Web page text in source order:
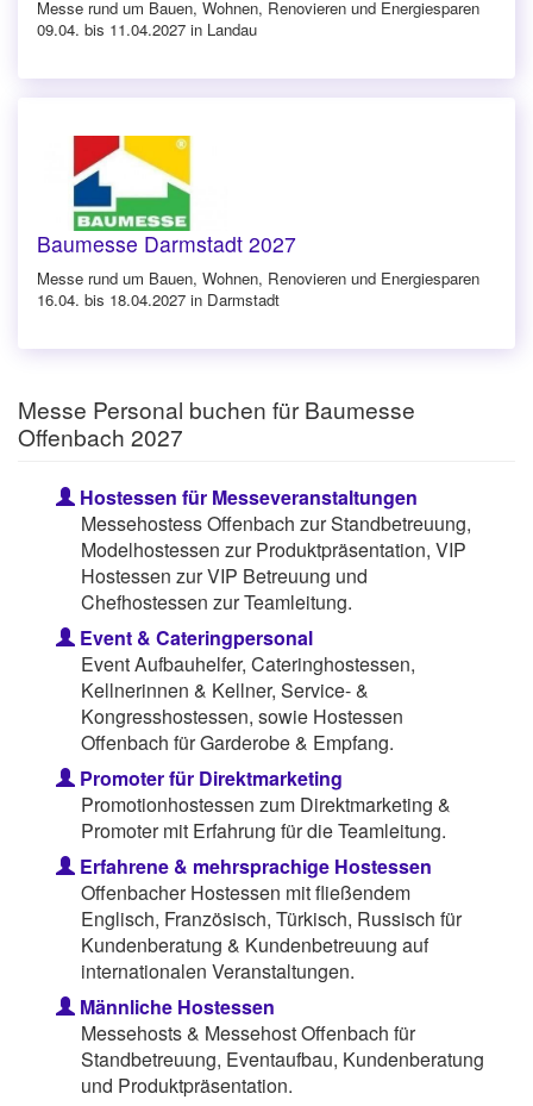
Messe rund um Bauen, Wohnen, Renovieren und Energiesparen
09.04. bis 11.04.2027 in Landau
Baumesse Darmstadt 2027
Messe rund um Bauen, Wohnen, Renovieren und Energiesparen
16.04. bis 18.04.2027 in Darmstadt
Messe Personal buchen für Baumesse
Offenbach 2027
Hostessen für Messeveranstaltungen
Messehostess Offenbach zur Standbetreuung,
Modelhostessen zur Produktpräsentation, VIP
Hostessen zur VIP Betreuung und
Chefhostessen zur Teamleitung.
Event & Cateringpersonal
Event Aufbauhelfer, Cateringhostessen,
Kellnerinnen & Kellner, Service- &
Kongresshostessen, sowie Hostessen
Offenbach für Garderobe & Empfang.
Promoter für Direktmarketing
Promotionhostessen zum Direktmarketing &
Promoter mit Erfahrung für die Teamleitung.
Erfahrene & mehrsprachige Hostessen
Offenbacher Hostessen mit fließendem
Englisch, Französisch, Türkisch, Russisch für
Kundenberatung & Kundenbetreuung auf
internationalen Veranstaltungen.
Männliche Hostessen
Messehosts & Messehost Offenbach für
Standbetreuung, Eventaufbau, Kundenberatung
und Produktpräsentation.